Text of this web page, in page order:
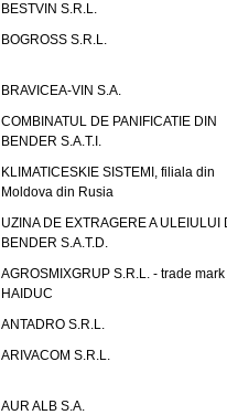
BESTVIN S.R.L.
BOGROSS S.R.L.
BRAVICEA-VIN S.A.
COMBINATUL DE PANIFICATIE DIN
BENDER S.A.T.I.
KLIMATICESKIE SISTEMI, filiala din
Moldova din Rusia
UZINA DE EXTRAGERE A ULEIULUI
BENDER S.A.T.D.
AGROSMIXGRUP S.R.L. - trade mark
HAIDUC
ANTADRO S.R.L.
ARIVACOM S.R.L.
AUR ALB S.A.